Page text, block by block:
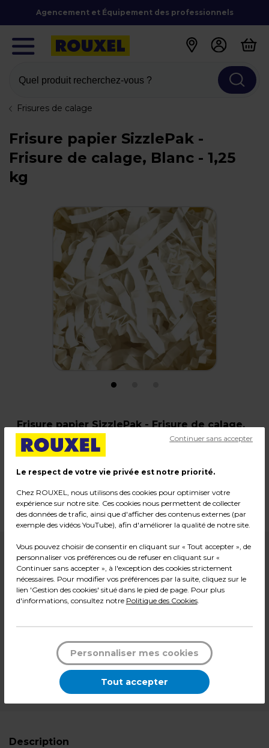
Agencement et Équipement des professionnels
Quel produit recherchez-vous ?
Frisures de calage
Frisure papier SizzlePak -
Frisure de calage, Blanc - 1,25
kg
Frisure papier SizzlePak - Frisure de calage,
Blanc - 1,25 kg
Matière : Papier
Poids : 1,25 kg
19,90€ HT
23,88
€ TTC*
Boîte de 1,25 kg
Quantité - +
Ajouter au panier
*Des frais de livraison et d'emballage peuvent s'ajouter.
Description
Le respect de votre vie privée est notre priorité.
Chez ROUXEL, nous utilisons des cookies pour optimiser votre
expérience sur notre site. Ces cookies nous permettent de collecter
des données de trafic, ainsi que d'afficher des contenus externes (par
exemple des vidéos YouTube), afin d'améliorer la qualité de notre site.
Vous pouvez choisir de consentir en cliquant sur « Tout accepter », de
personnaliser vos préférences ou de refuser en cliquant sur «
Continuer sans accepter », à l'exception des cookies strictement
nécessaires. Pour modifier vos préférences par la suite, cliquez sur le
lien 'Gestion des cookies' situé dans le pied de page. Pour plus
d'informations, consultez notre Politique des Cookies.
Continuer sans accepter
Personnaliser mes cookies
Tout accepter